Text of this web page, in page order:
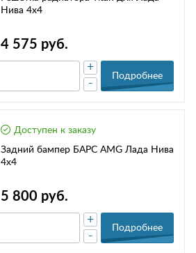
Нива 4х4
4 575 руб.
-
+
Подробнее
Доступен к заказу
Задний бампер БАРС AMG Лада Нива
4х4
5 800 руб.
-
+
Подробнее